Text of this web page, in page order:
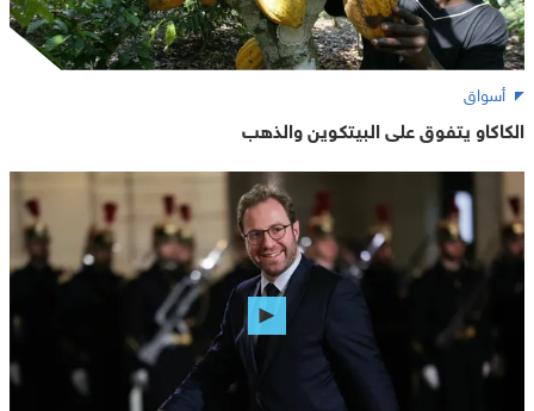
أسواق
الكاكاو يتفوق على البيتكوين والذهب